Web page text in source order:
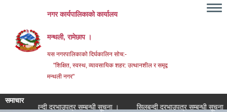
नगर कार्यपालिकाको कार्यालय
मन्थली, रामेछाप ।
यस नगरपालिकाको दिर्घकालिन सोच:-
"शिक्षित, स्वस्थ, व्यावसायिक शहर: उत्थानशील र समृद्व
मन्थली नगर"
समाचार
सिलबन्दी दरभाउपत्र सम्बन्धी सूचना ।
सिलबन्दी दरभाउपत्र सम्बन्धी सूचना ।